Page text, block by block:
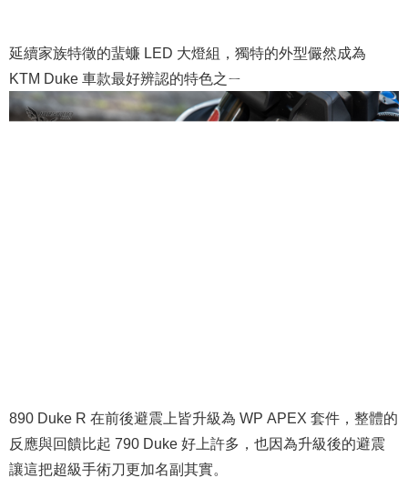
延續家族特徵的蜚蠊 LED 大燈組，獨特的外型儼然成為
KTM Duke 車款最好辨認的特色之ㄧ
890 Duke R 在前後避震上皆升級為 WP APEX 套件，整體的
反應與回饋比起 790 Duke 好上許多，也因為升級後的避震
讓這把超級手術刀更加名副其實。